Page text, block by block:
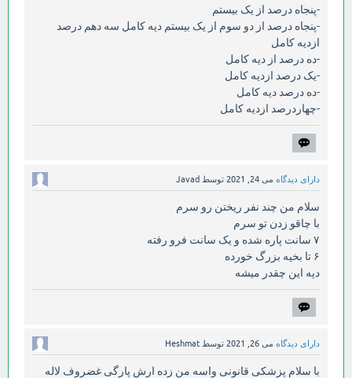
-پنجاه درصد از یک بیستم
-پنجاه درصد از دو سوم از یک بیستم دیه کامل سه دهم درصد
ازدیه کامل
-ده درصد از دیه کامل
-یک درصد ازدیه کامل
-ده درصد دیه کامل
-چهاردرصد ازدیه کامل
دارای دیدگاه می 24, 2021 توسط Javad
سلام من چند نفر ریختن رو سرم
با چاقو زدن تو سرم
۷ سانت پاره شده و یک سانت فرو رفته
۶ تا بخیه بزرگ خورده
دیه این چقدر میشه
دارای دیدگاه می 26, 2021 توسط Heshmat
با سلام پزشکی قانونی واسه من زده ارش پارگی غضروف لاله